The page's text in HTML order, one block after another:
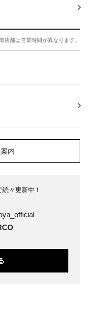
店舗は営業時間が異なります。
内
々更新中！